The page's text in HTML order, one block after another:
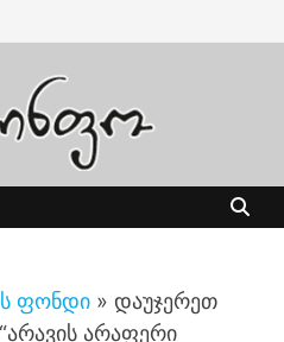
ფონდი » დაუჯერეთ
არაფერი